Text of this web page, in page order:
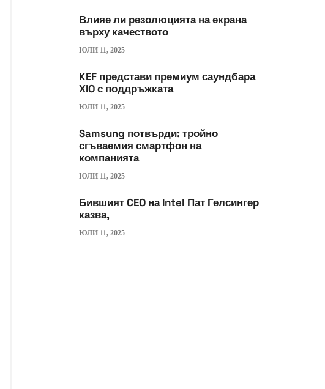
Влияе ли резолюцията на екрана
върху качеството
ЮЛИ 11, 2025
KEF представи премиум саундбара
XIO с поддръжката
ЮЛИ 11, 2025
Samsung потвърди: тройно
сгъваемия смартфон на
компанията
ЮЛИ 11, 2025
Бившият CEO на Intel Пат Гелсингер
казва,
ЮЛИ 11, 2025